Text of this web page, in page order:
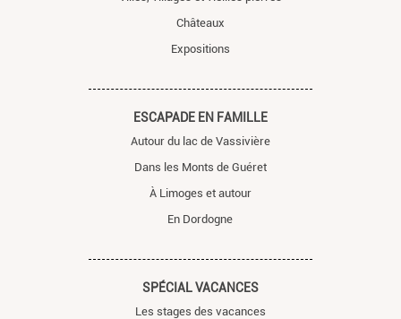
Châteaux
Expositions
ESCAPADE EN FAMILLE
Autour du lac de Vassivière
Dans les Monts de Guéret
À Limoges et autour
En Dordogne
SPÉCIAL VACANCES
Les stages des vacances